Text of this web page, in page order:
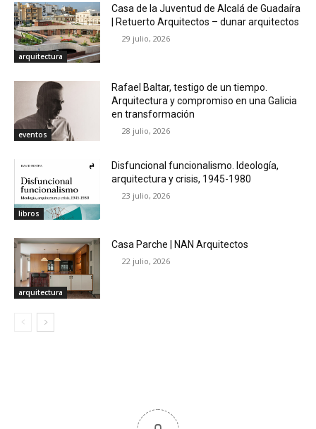
arquitectura
Casa de la Juventud de Alcalá de Guadaíra
| Retuerto Arquitectos – dunar arquitectos
29 julio, 2026
eventos
Rafael Baltar, testigo de un tiempo.
Arquitectura y compromiso en una Galicia
en transformación
28 julio, 2026
libros
Disfuncional funcionalismo. Ideología,
arquitectura y crisis, 1945-1980
23 julio, 2026
arquitectura
Casa Parche | NAN Arquitectos
22 julio, 2026